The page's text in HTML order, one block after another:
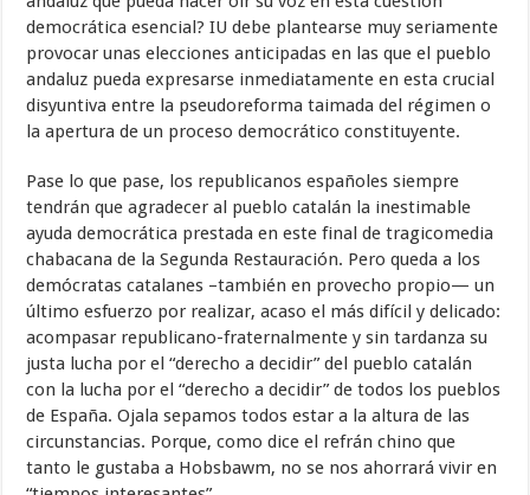
democrática esencial? IU debe plantearse muy seriamente
provocar unas elecciones anticipadas en las que el pueblo
andaluz pueda expresarse inmediatamente en esta crucial
disyuntiva entre la pseudoreforma taimada del régimen o
la apertura de un proceso democrático constituyente.
Pase lo que pase, los republicanos españoles siempre
tendrán que agradecer al pueblo catalán la inestimable
ayuda democrática prestada en este final de tragicomedia
chabacana de la Segunda Restauración. Pero queda a los
demócratas catalanes –también en provecho propio— un
último esfuerzo por realizar, acaso el más difícil y delicado:
acompasar republicano-fraternalmente y sin tardanza su
justa lucha por el “derecho a decidir” del pueblo catalán
con la lucha por el “derecho a decidir” de todos los pueblos
de España. Ojala sepamos todos estar a la altura de las
circunstancias. Porque, como dice el refrán chino que
tanto le gustaba a Hobsbawm, no se nos ahorrará vivir en